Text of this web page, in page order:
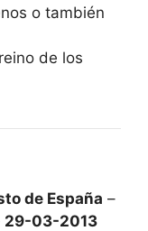
o también
de los
de España –
29-03-2013